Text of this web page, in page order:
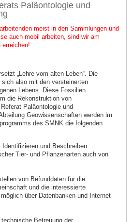
Paläontologie und
meist in den Sammlungen und
auch mobil arbeiten, sind wir am
„Lehre vom alten Leben“. Die
also mit den versteinerten
Lebens. Diese Fossilien
die Rekonstruktion von
Paläontologie und
Geowissenschaften werden im
des SMNK die folgenden
und Beschreiben
Tier- und Pflanzenarten auch von
von Befunddaten für die
und die interessierte
über Datenbanken und Internet-
Betreuung der